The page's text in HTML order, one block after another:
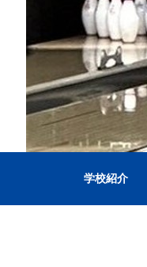
学校紹介